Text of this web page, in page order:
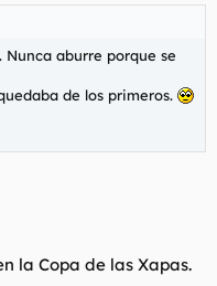
aburre porque se
de los primeros.
la Copa de las Xapas.